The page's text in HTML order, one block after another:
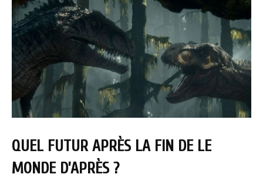
QUEL FUTUR APRÈS LA FIN DE LE
MONDE D’APRÈS ?